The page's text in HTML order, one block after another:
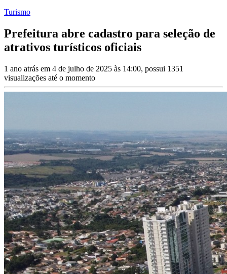
Turismo
Prefeitura abre cadastro para seleção de
atrativos turísticos oficiais
1 ano atrás em 4 de julho de 2025 às 14:00, possui 1351
visualizações até o momento